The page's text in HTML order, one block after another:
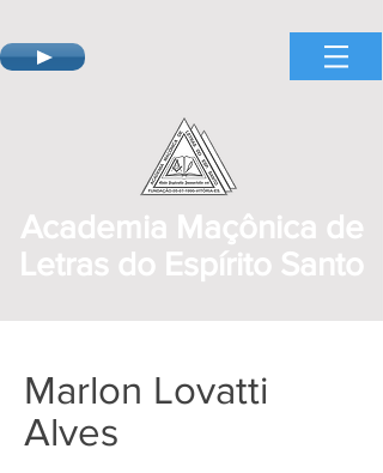
Academia Maçônica de
Letras do Espírito Santo
Marlon Lovatti
Alves